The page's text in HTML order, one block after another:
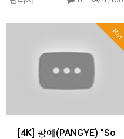
Hot
[4K] 팡예(PANGYE) "So